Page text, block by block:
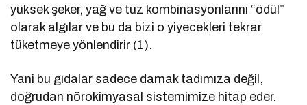
yüksek şeker, yağ ve tuz kombinasyonlarını “ödül”
olarak algılar ve bu da bizi o yiyecekleri tekrar
tüketmeye yönlendirir (1).
Yani bu gıdalar sadece damak tadımıza değil,
doğrudan nörokimyasal sistemimize hitap eder.